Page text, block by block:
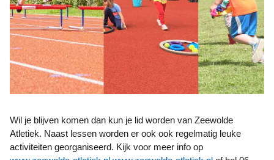
Wil je blijven komen dan kun je lid worden van Zeewolde
Atletiek. Naast lessen worden er ook ook regelmatig leuke
activiteiten georganiseerd. Kijk voor meer info op